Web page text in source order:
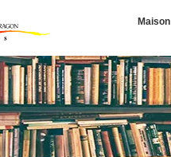
Maison